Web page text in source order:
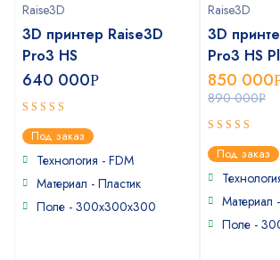
Raise3D
3D принтер Raise3D
Pro3 HS
640 000Р
5out of 5
Под заказ
Технология - FDM
Материал - Пластик
Поле - 300х300х300
Raise3D
3D
Pro3 HS
890 000Р
850 000
5out of 5
Под заказ
Материал
Поле -